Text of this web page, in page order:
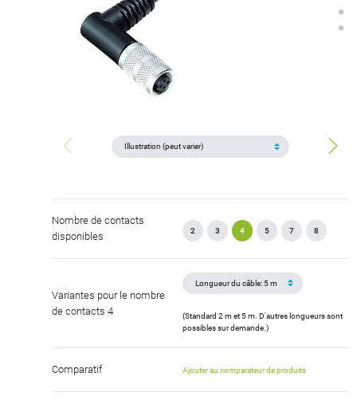
Nombre de contacts
disponibles
2 3 4 5 7 8
Variantes pour le nombre
de contacts 4
(Standard 2 m et 5 m. D'autres longueurs sont
possibles sur demande.)
Comparatif Ajouter au comparateur de produits